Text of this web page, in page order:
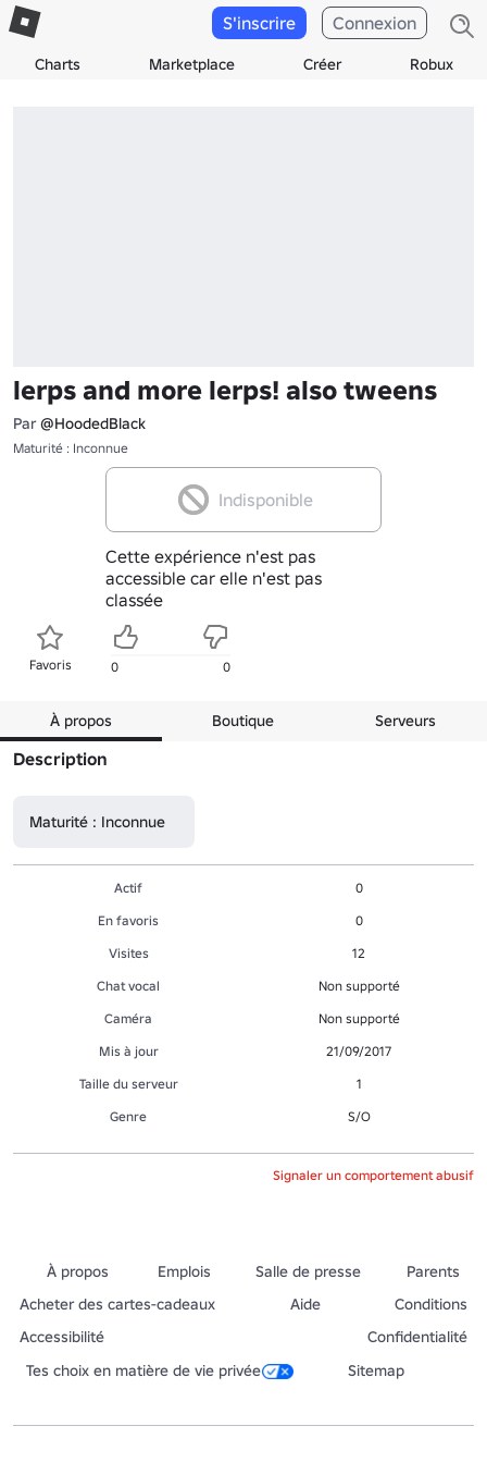
Charts Marketplace Créer Robux
S'inscrire Connexion
lerps and more lerps! also tweens
Par @HoodedBlack
Maturité : Inconnue
Indisponible
Cette expérience n'est pas
accessible car elle n'est pas
classée
Favoris 0 0
À propos Boutique Serveurs
Description
Maturité : Inconnue
Actif
0
En favoris
0
Visites
12
Chat vocal
Non supporté
Caméra
Non supporté
Mis à jour
21/09/2017
Taille du serveur
1
Genre
S/O
Signaler un comportement abusif
À propos Emplois Salle de presse
Parents
Acheter des cartes-cadeaux
Aide
Conditions
Accessibilité
Confidentialité
Tes choix en matière de vie privée
Sitemap